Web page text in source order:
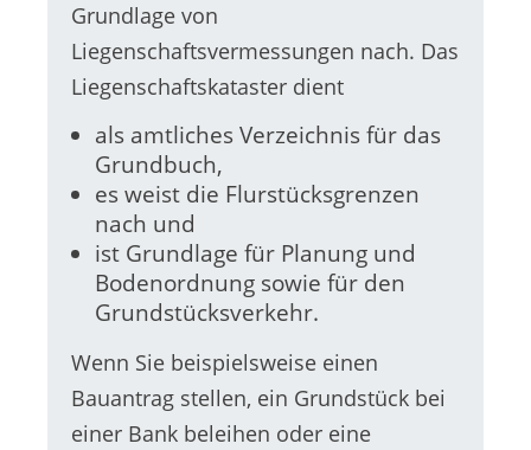
Grundlage von
Liegenschaftsvermessungen nach. Das
Liegenschaftskataster dient
als amtliches Verzeichnis für das
Grundbuch,
es weist die Flurstücksgrenzen
nach und
ist Grundlage für Planung und
Bodenordnung sowie für den
Grundstücksverkehr.
Wenn Sie beispielsweise einen
Bauantrag stellen, ein Grundstück bei
einer Bank beleihen oder eine